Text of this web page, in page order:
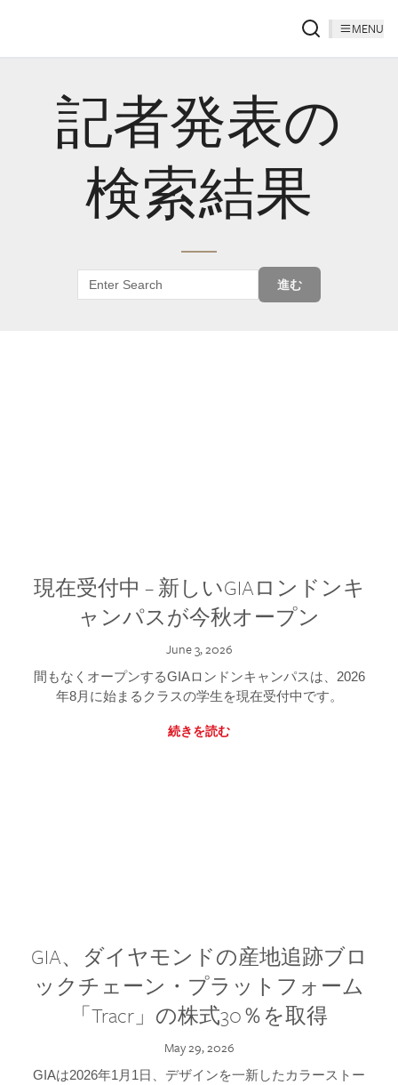
MENU
記者発表の
検索結果
進む
現在受付中 – 新しいGIAロンドンキ
ャンパスが今秋オープン
June 3, 2026
間もなくオープンするGIAロンドンキャンパスは、2026
年8月に始まるクラスの学生を現在受付中です。
続きを読む
GIA、ダイヤモンドの産地追跡ブロ
ックチェーン・プラットフォーム
「Tracr」の株式30％を取得
May 29, 2026
GIAは2026年1月1日、デザインを一新したカラーストー